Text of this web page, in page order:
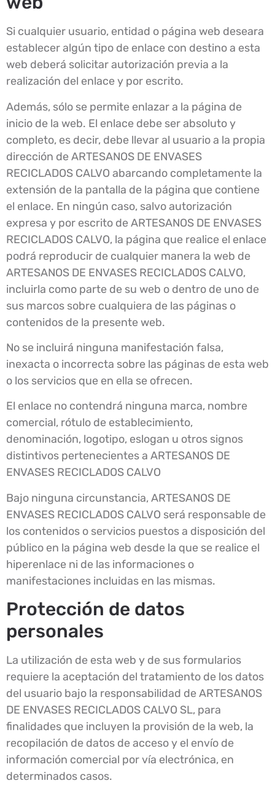
Si cualquier usuario, entidad o página web deseara
establecer algún tipo de enlace con destino a esta
web deberá solicitar autorización previa a la
realización del enlace y por escrito.
Además, sólo se permite enlazar a la página de
inicio de la web. El enlace debe ser absoluto y
completo, es decir, debe llevar al usuario a la propia
dirección de ARTESANOS DE ENVASES
RECICLADOS CALVO abarcando completamente la
extensión de la pantalla de la página que contiene
el enlace. En ningún caso, salvo autorización
expresa y por escrito de ARTESANOS DE ENVASES
RECICLADOS CALVO, la página que realice el enlace
podrá reproducir de cualquier manera la web de
ARTESANOS DE ENVASES RECICLADOS CALVO,
incluirla como parte de su web o dentro de uno de
sus marcos sobre cualquiera de las páginas o
contenidos de la presente web.
No se incluirá ninguna manifestación falsa,
inexacta o incorrecta sobre las páginas de esta web
o los servicios que en ella se ofrecen.
El enlace no contendrá ninguna marca, nombre
comercial, rótulo de establecimiento,
denominación, logotipo, eslogan u otros signos
distintivos pertenecientes a ARTESANOS DE
ENVASES RECICLADOS CALVO
Bajo ninguna circunstancia, ARTESANOS DE
ENVASES RECICLADOS CALVO será responsable de
los contenidos o servicios puestos a disposición del
público en la página web desde la que se realice el
hiperenlace ni de las informaciones o
manifestaciones incluidas en las mismas.
Protección de datos
personales
La utilización de esta web y de sus formularios
requiere la aceptación del tratamiento de los datos
del usuario bajo la responsabilidad de ARTESANOS
DE ENVASES RECICLADOS CALVO SL, para
finalidades que incluyen la provisión de la web, la
recopilación de datos de acceso y el envío de
información comercial por vía electrónica, en
determinados casos.